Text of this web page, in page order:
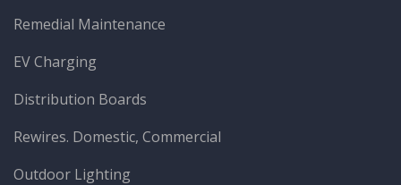
Remedial Maintenance
EV Charging
Distribution Boards
Rewires. Domestic, Commercial
Outdoor Lighting